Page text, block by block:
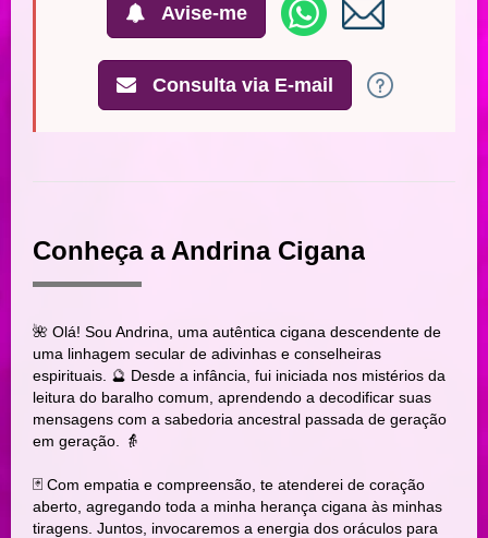
Avise-me
Consulta via E-mail
Conheça a Andrina Cigana
🌺 Olá! Sou Andrina, uma autêntica cigana descendente de
uma linhagem secular de adivinhas e conselheiras
espirituais. 🔮 Desde a infância, fui iniciada nos mistérios da
leitura do baralho comum, aprendendo a decodificar suas
mensagens com a sabedoria ancestral passada de geração
em geração. 👵
🃏 Com empatia e compreensão, te atenderei de coração
aberto, agregando toda a minha herança cigana às minhas
tiragens. Juntos, invocaremos a energia dos oráculos para